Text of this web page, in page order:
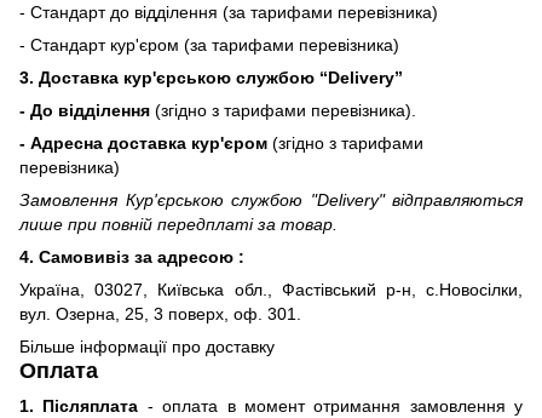
- Стандарт до відділення (за тарифами перевізника)
- Стандарт кур'єром (за тарифами перевізника)
3. Доставка кур'єрською службою “Delivery”
- До відділення (згідно з тарифами перевізника).
- Адресна доставка кур'єром (згідно з тарифами
перевізника)
Замовлення Кур'єрською службою "Delivery" відправляються
лише при повній передплаті за товар.
4. Самовивіз за адресою :
Україна, 03027, Київська обл., Фастівський р-н, с.Новосілки,
вул. Озерна, 25, 3 поверх, оф. 301.
Більше інформації про доставку
Оплата
1. Післяплата - оплата в момент отримання замовлення у